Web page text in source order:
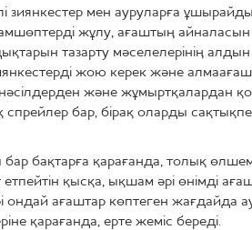
зиянкестер мен ауруларға
і жұлу, ағаштың айналасын
тазарту мәселелерінің алдын
жою керек және алма
және жұмыртқалардан
спрейлер бар, бірақ оларды
бар бақтарға қарағанда, толық
йтін қысқа, ықшам әрі өнімді
ондай ағаштар көптеген жағдайда
қарағанда ерте жеміс береді.